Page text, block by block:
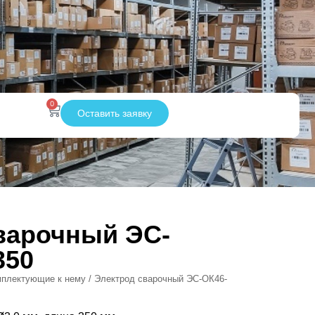
0
Оставить заявку
ЭС-
к нему / Электрод сварочный ЭС-ОК46-